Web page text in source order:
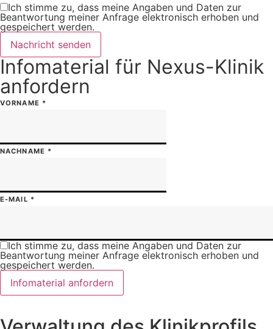
Ich stimme zu, dass meine Angaben und Daten zur
Beantwortung meiner Anfrage elektronisch erhoben und
gespeichert werden.
Nachricht senden
Infomaterial für Nexus-Klinik
anfordern
VORNAME *
NACHNAME *
E-MAIL *
Ich stimme zu, dass meine Angaben und Daten zur
Beantwortung meiner Anfrage elektronisch erhoben und
gespeichert werden.
Infomaterial anfordern